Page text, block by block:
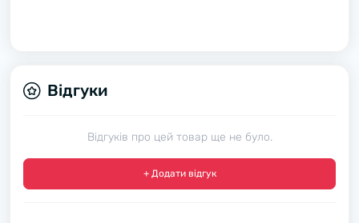
Відгуки
Відгуків про цей товар ще не було.
+ Додати відгук